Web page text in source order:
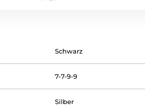
Schwarz
7-7-9-9
Silber